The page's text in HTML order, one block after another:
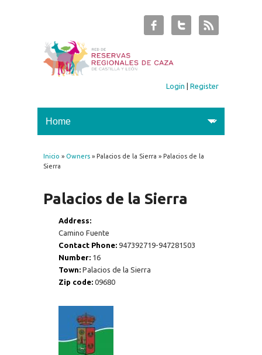
Login |Register
You are here
Inicio » Owners» Palacios de la Sierra » Palacios de la
Sierra
Palacios de la Sierra
Address:
Camino Fuente
Contact Phone: 947392719-947281503
Number: 16
Town: Palacios de la Sierra
Zip code: 09680